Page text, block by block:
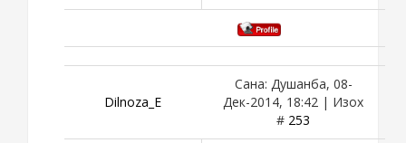
Dilnoza_E
Сана: Душанба, 08-
Дек-2014, 18:42 | Изох
# 253